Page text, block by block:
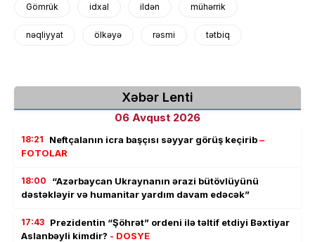
Gömrük idxal ildən mühərrik
nəqliyyat ölkəyə rəsmi tətbiq
Xəbər Lenti
06 Avqust 2026
18:21 Neftçalanın icra başçısı səyyar görüş keçirib–
FOTOLAR
18:00
“Azərbaycan Ukraynanın ərazi bütövlüyünü
dəstəkləyir və humanitar yardım davam edəcək”
17:43 Prezidentin “Şöhrət” ordeni ilə təltif etdiyi Bəxtiyar
Aslanbəyli kimdir? - DOSYE